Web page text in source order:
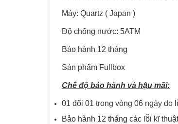
Máy: Quartz ( Japan )
Độ chống nước: 5ATM
Bảo hành 12 tháng
Sản phẩm Fullbox
Chế độ bảo hành và hậu mãi:
01 đổi 01 trong vòng 06 ngày do
Bảo hành 12 tháng các lỗi kĩ